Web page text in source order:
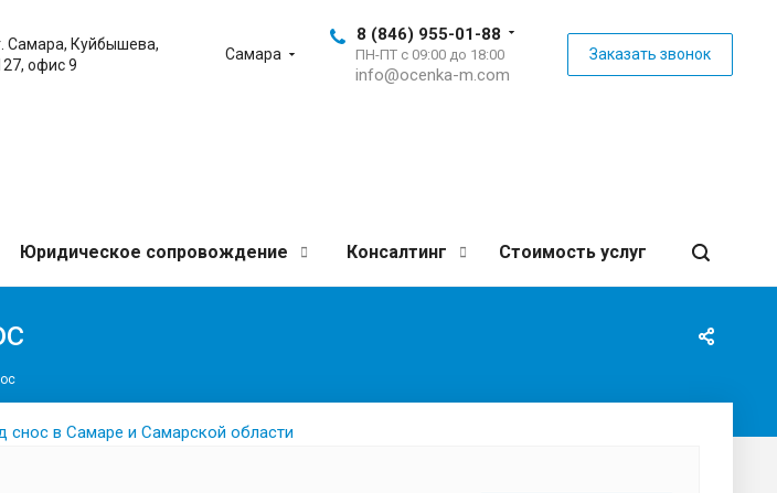
Самара
8 (846) 955-01-88
ПН-ПТ с 09:00 до 18:00
info@ocenka-m.com
Заказать звонок
Самара, Куйбышева,
офис 9
Юридическое сопровождение Консалтинг Стоимость услуг